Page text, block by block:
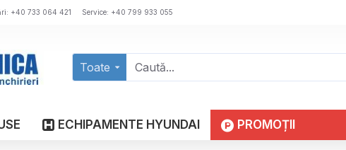
+40 733 064 421 Service: +40 799 933 055
Toate
ECHIPAMENTE HYUNDAI PROMOȚII